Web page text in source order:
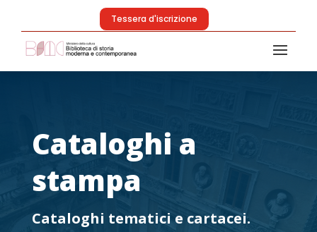
Tessera d'iscrizione
Cataloghi a
stampa
Cataloghi tematici e cartacei.